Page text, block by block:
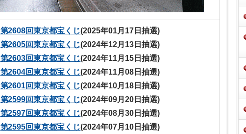
第2608回東京都宝くじ(2025年01月17日抽選)
第2605回東京都宝くじ(2024年12月13日抽選)
第2603回東京都宝くじ(2024年11月15日抽選)
第2604回東京都宝くじ(2024年11月08日抽選)
第2601回東京都宝くじ(2024年10月18日抽選)
第2599回東京都宝くじ(2024年09月20日抽選)
第2597回東京都宝くじ(2024年08月30日抽選)
第2595回東京都宝くじ(2024年07月10日抽選)